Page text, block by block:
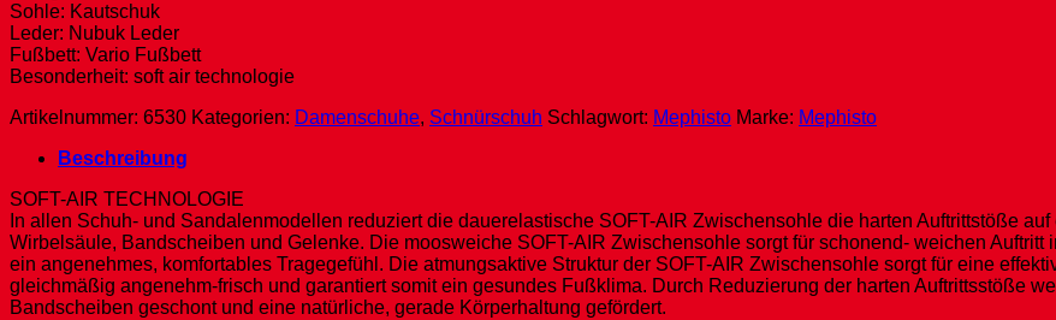
Sohle: Kautschuk
Leder: Nubuk Leder
Fußbett: Vario Fußbett
Besonderheit: soft air technologie
Artikelnummer: 6530 Kategorien: Damenschuhe, Schnürschuh Schlagwort: Mephisto Marke: Mephisto
Beschreibung
SOFT-AIR TECHNOLOGIE
In allen Schuh- und Sandalenmodellen reduziert die dauerelastische SOFT-AIR Zwischensohle die harten Auftrittstöße
Wirbelsäule, Bandscheiben und Gelenke. Die moosweiche SOFT-AIR Zwischensohle sorgt für schonend- weichen
ein angenehmes, komfortables Tragegefühl. Die atmungsaktive Struktur der SOFT-AIR Zwischensohle sorgt für eine
gleichmäßig angenehm-frisch und garantiert somit ein gesundes Fußklima. Durch Reduzierung der harten Auftrittsstöße
Bandscheiben geschont und eine natürliche, gerade Körperhaltung gefördert.